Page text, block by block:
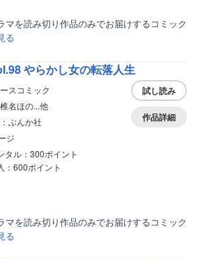
マを読み切り作品のみでお届けするコミック
る
やらかし女の転落人生
スコミック
名ほの...他
ぶんか社
ジ
タル：300ポイント
：600ポイント
試し読み
作品詳細
マを読み切り作品のみでお届けするコミック
る